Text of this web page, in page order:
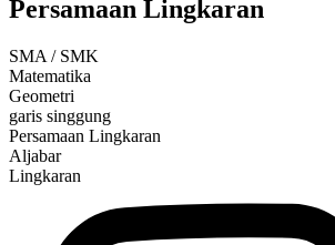
Persamaan Lingkaran
SMA / SMK
Matematika
Geometri
garis singgung
Persamaan Lingkaran
Aljabar
Lingkaran